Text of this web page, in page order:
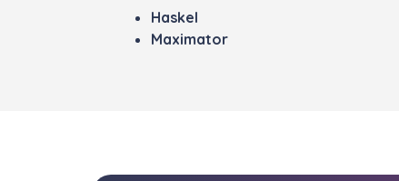
Haskel
Maximator